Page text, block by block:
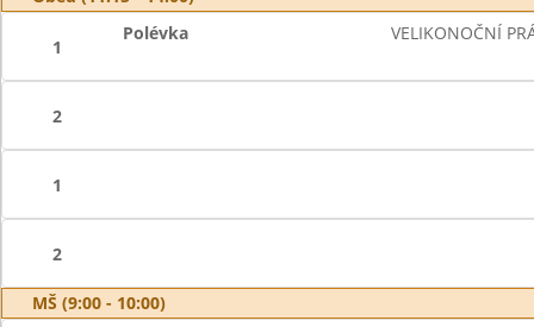
1
Polévka VELIKONOČNÍ
2
1
2
MŠ (9:00 - 10:00)